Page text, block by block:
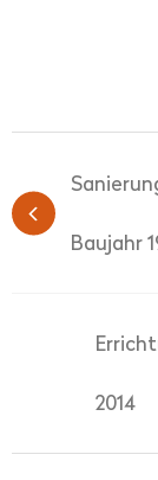
Baujahr
2014